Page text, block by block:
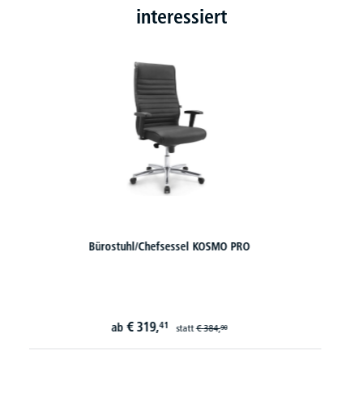
interessiert
Chefsessel SICURO BIG - bis 150 kg belastbar
ab 598,41